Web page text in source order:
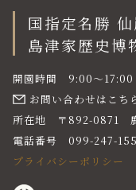
国指定名勝 仙
島津家歴史博
開園時間 9:00〜
お問い合わせはこち
所在地 〒892-0871
電話番号 099-247-
プライバシーポリシー